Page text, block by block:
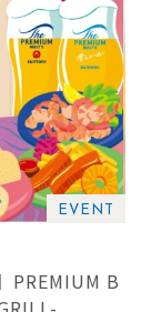
EVENT
PREMIUM B